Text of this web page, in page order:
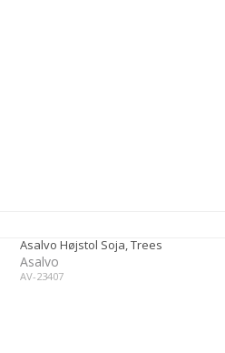
Asalvo Højstol Soja, Trees
Asalvo
AV-23407